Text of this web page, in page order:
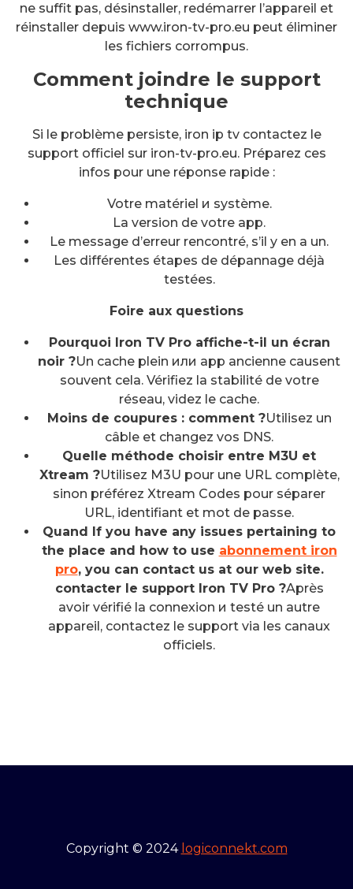
ne suffit pas, désinstaller, redémarrer l’appareil et
réinstaller depuis www.iron-tv-pro.eu peut éliminer
les fichiers corrompus.
Comment joindre le support
technique
Si le problème persiste, iron ip tv contactez le
support officiel sur iron-tv-pro.eu. Préparez ces
infos pour une réponse rapide :
Votre matériel и système.
La version de votre app.
Le message d’erreur rencontré, s’il y en a un.
Les différentes étapes de dépannage déjà
testées.
Foire aux questions
Pourquoi Iron TV Pro affiche-t-il un écran
noir ?Un cache plein или app ancienne causent
souvent cela. Vérifiez la stabilité de votre
réseau, videz le cache.
Moins de coupures : comment ?Utilisez un
câble et changez vos DNS.
Quelle méthode choisir entre M3U et
Xtream ?Utilisez M3U pour une URL complète,
sinon préférez Xtream Codes pour séparer
URL, identifiant et mot de passe.
Quand If you have any issues pertaining to
the place and how to use abonnement iron
pro, you can contact us at our web site.
contacter le support Iron TV Pro ?Après
avoir vérifié la connexion и testé un autre
appareil, contactez le support via les canaux
officiels.
Copyright © 2024 logiconnekt.com